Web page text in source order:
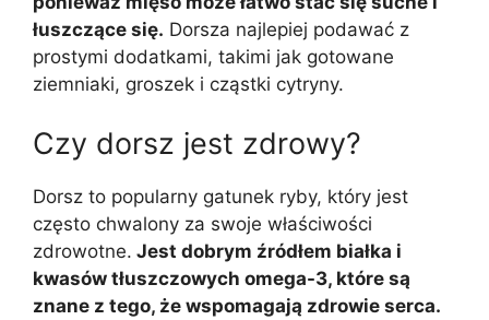
łuszczące się. Dorsza najlepiej podawać z
prostymi dodatkami, takimi jak gotowane
ziemniaki, groszek i cząstki cytryny.
Czy dorsz jest zdrowy?
Dorsz to popularny gatunek ryby, który jest
często chwalony za swoje właściwości
zdrowotne. Jest dobrym źródłem białka i
kwasów tłuszczowych omega-3, które są
znane z tego, że wspomagają zdrowie serca.